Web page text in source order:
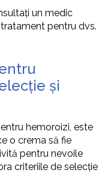
un medic
pentru dvs.
și
hemoroizi, este
o crema să fie
pentru nevoile
criteriile de selecție